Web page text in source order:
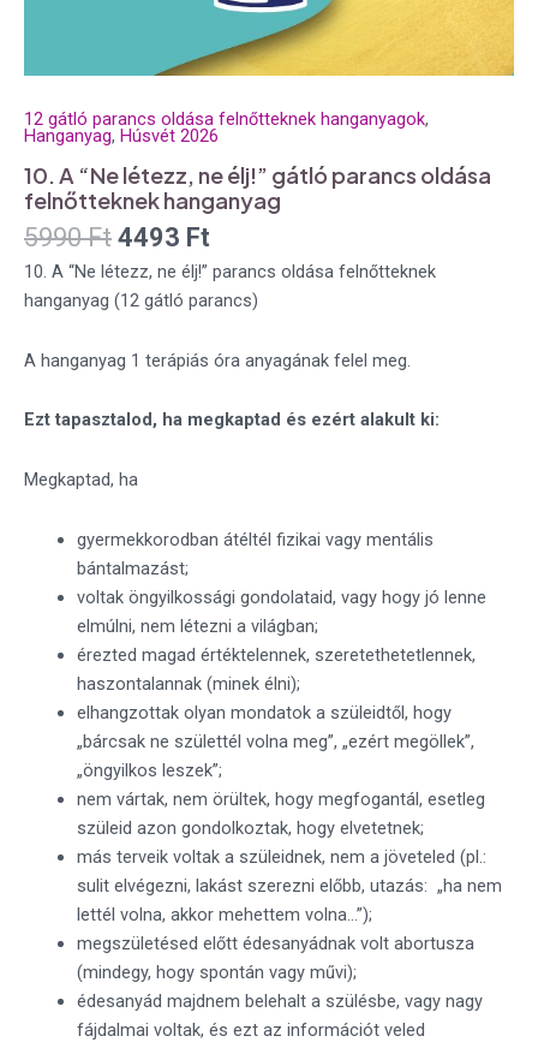
12 gátló parancs oldása felnőtteknek hanganyagok,
Hanganyag, Húsvét 2026
10. A “Ne létezz, ne élj!” gátló parancs oldása
felnőtteknek hanganyag
5990Ft 4493 Ft
10. A “Ne létezz, ne élj!” parancs oldása felnőtteknek
hanganyag (12 gátló parancs)
A hanganyag 1 terápiás óra anyagának felel meg.
Ezt tapasztalod, ha megkaptad és ezért alakult ki:
Megkaptad, ha
gyermekkorodban átéltél fizikai vagy mentális
bántalmazást;
voltak öngyilkossági gondolataid, vagy hogy jó lenne
elmúlni, nem létezni a világban;
érezted magad értéktelennek, szeretethetetlennek,
haszontalannak (minek élni);
elhangzottak olyan mondatok a szüleidtől, hogy
„bárcsak ne születtél volna meg”, „ezért megöllek”,
„öngyilkos leszek”;
nem vártak, nem örültek, hogy megfogantál, esetleg
szüleid azon gondolkoztak, hogy elvetetnek;
más terveik voltak a szüleidnek, nem a jöveteled (pl.:
sulit elvégezni, lakást szerezni előbb, utazás: „ha nem
lettél volna, akkor mehettem volna…”);
megszületésed előtt édesanyádnak volt abortusza
(mindegy, hogy spontán vagy művi);
édesanyád majdnem belehalt a szülésbe, vagy nagy
fájdalmai voltak, és ezt az információt veled